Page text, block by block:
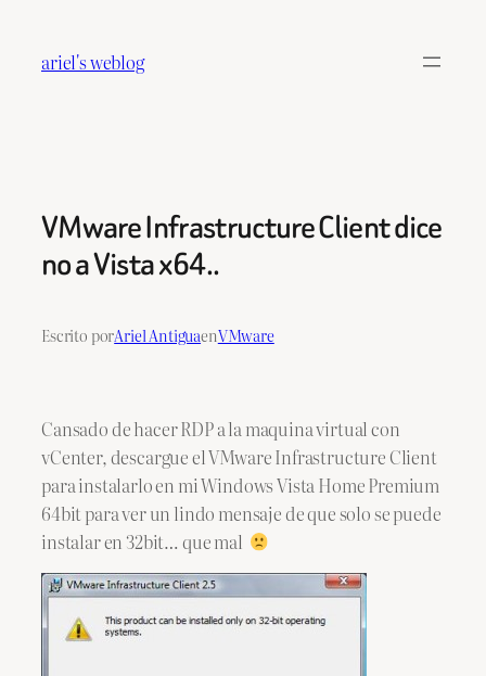
contenido
ariel's weblog
VMware Infrastructure Client dice
no a Vista x64..
Escrito porAriel AntiguaenVMware
Cansado de hacer RDP a la maquina virtual con
vCenter, descargue el VMware Infrastructure Client
para instalarlo en mi Windows Vista Home Premium
64bit para ver un lindo mensaje de que solo se puede
instalar en 32bit… que mal